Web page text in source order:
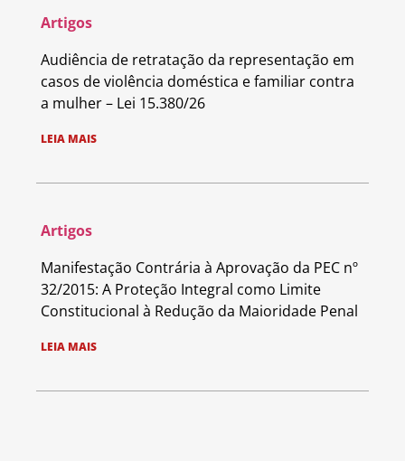
Artigos
Audiência de retratação da representação em
casos de violência doméstica e familiar contra
a mulher – Lei 15.380/26
LEIA MAIS
Artigos
Manifestação Contrária à Aprovação da PEC nº
32/2015: A Proteção Integral como Limite
Constitucional à Redução da Maioridade Penal
LEIA MAIS